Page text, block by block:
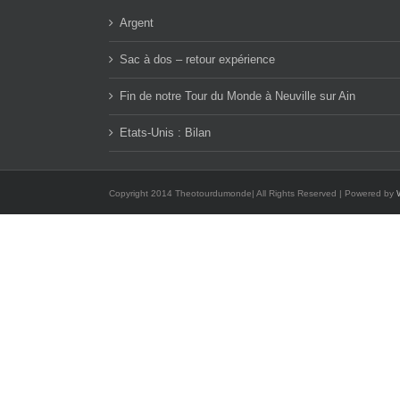
Argent
Sac à dos – retour expérience
Fin de notre Tour du Monde à Neuville sur Ain
Etats-Unis : Bilan
Copyright 2014 Theotourdumonde| All Rights Reserved | Powered by